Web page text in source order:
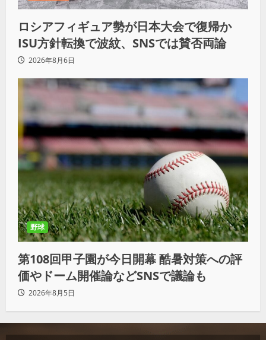
ロシアフィギュア勢が日本大会で復帰か
ISU方針転換で波紋、SNSでは賛否両論
2026年8月6日
野球
第108回甲子園が今日開幕 酷暑対策への評
価やドーム開催論などSNSで議論も
2026年8月5日